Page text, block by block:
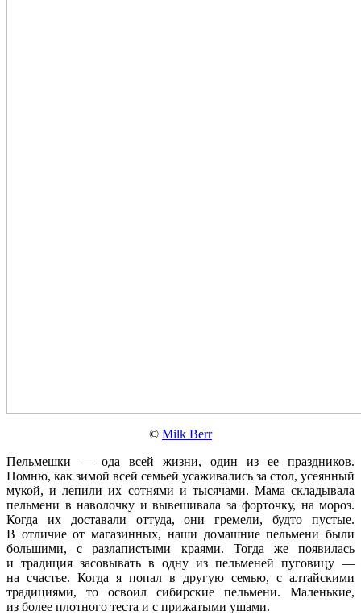
© Milk Berr
Пельмешки — ода всей жизни, один из ее праздников.
Помню, как зимой всей семьей усаживались за стол, усеянный
мукой, и лепили их сотнями и тысячами. Мама складывала
пельмени в наволочку и вывешивала за форточку, на мороз.
Когда их доставали оттуда, они гремели, будто пустые.
В отличие от магазинных, наши домашние пельмени были
большими, с разлапистыми краями. Тогда же появилась
и традиция засовывать в одну из пельменей пуговицу —
на счастье. Когда я попал в другую семью, с алтайскими
традициями, то освоил сибирские пельмени. Маленькие,
из более плотного теста и с прижатыми ушами.